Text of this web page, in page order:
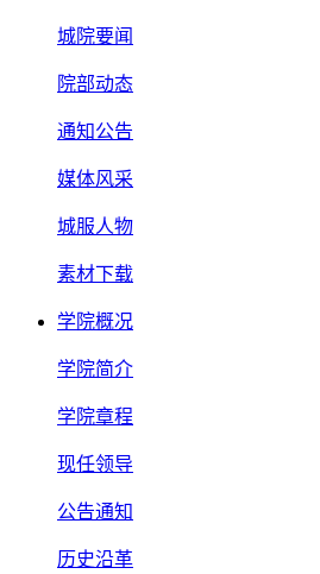
城院要闻
院部动态
通知公告
媒体风采
城服人物
素材下载
学院概况
学院简介
学院章程
现任领导
公告通知
历史沿革